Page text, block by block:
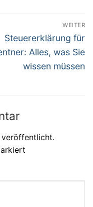
WEITER
Nächster
Beitrag:
Steuererklärung für
Alles, was Sie
wissen müssen